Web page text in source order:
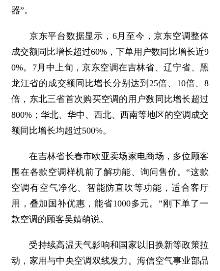
器”。
京东平台数据显示，6月至今，京东空调整体
成交额同比增长超过60%，下单用户数同比增长近9
0%。7月中上旬，京东空调在吉林省、辽宁省、黑
龙江省的成交额同比增长分别达到25倍、10倍、8
倍，东北三省首次购买空调的用户数同比增长超过
800%；华北、华中、西北、西南等地区的空调成交
额同比增长均超过500%。
在吉林省长春市欧亚卖场家电商场，多位顾客
围在各款空调样机前了解功能、询问售价。“这款
空调有空气净化、智能防直吹等功能，适合客厅
用，叠加国补优惠，能省1000多元。”刚下单了一
款空调的顾客吴婧萌说。
受持续高温天气影响和国家以旧换新等政策拉
动，家用与中央空调双线发力。海信空气事业部品